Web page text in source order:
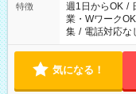
特徴 週1日からOK /
業・WワークOK
集 / 電話対応な
気になる！